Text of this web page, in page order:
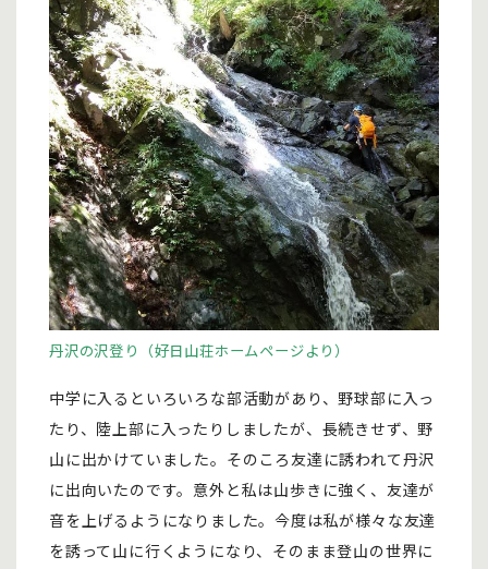
丹沢の沢登り（好日山荘ホームページより）
中学に入るといろいろな部活動があり、野球部に入っ
たり、陸上部に入ったりしましたが、長続きせず、野
山に出かけていました。そのころ友達に誘われて丹沢
に出向いたのです。意外と私は山歩きに強く、友達が
音を上げるようになりました。今度は私が様々な友達
を誘って山に行くようになり、そのまま登山の世界に